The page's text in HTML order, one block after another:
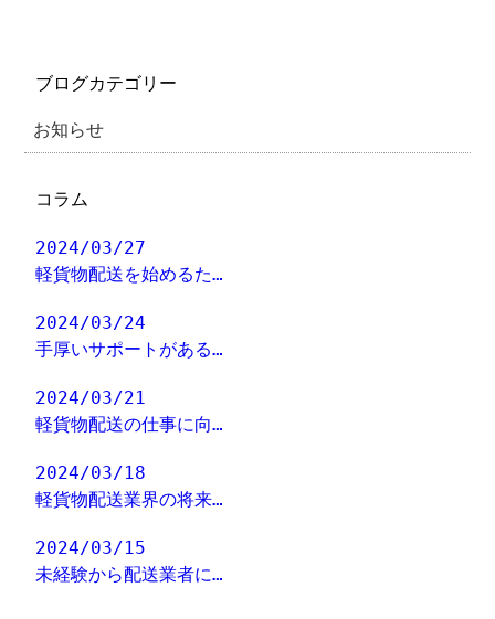
ブログカテゴリー
お知らせ
コラム
2024/03/27
軽貨物配送を始めるた…
2024/03/24
手厚いサポートがある…
2024/03/21
軽貨物配送の仕事に向…
2024/03/18
軽貨物配送業界の将来…
2024/03/15
未経験から配送業者に…